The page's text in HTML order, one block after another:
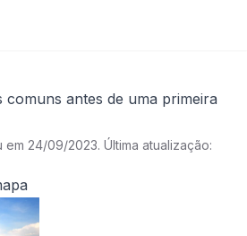
comuns antes de uma primeira
em 24/09/2023. Última atualização: